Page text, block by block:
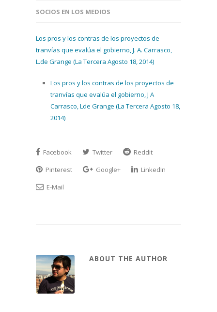
SOCIOS EN LOS MEDIOS
Los pros y los contras de los proyectos de
tranvías que evalúa el gobierno, J. A. Carrasco,
L.de Grange (La Tercera Agosto 18, 2014)
Los pros y los contras de los proyectos de
tranvías que evalúa el gobierno, J A
Carrasco, Lde Grange (La Tercera Agosto 18,
2014)
Facebook Twitter
Reddit
Pinterest
Google+
LinkedIn
E-Mail
ABOUT THE AUTHOR